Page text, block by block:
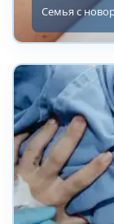
Семья с